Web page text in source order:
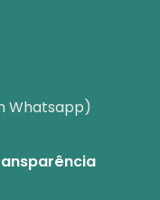
Whatsapp)